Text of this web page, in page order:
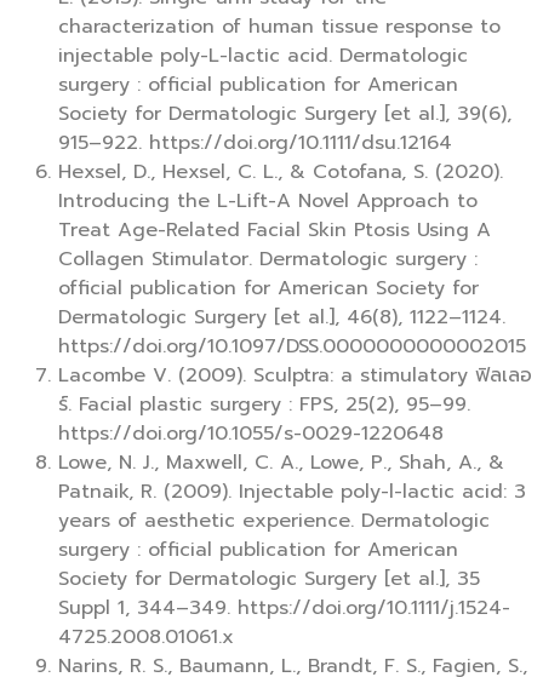
characterization of human tissue response to
injectable poly-L-lactic acid. Dermatologic
surgery : official publication for American
Society for Dermatologic Surgery [et al.], 39(6),
915–922. https://doi.org/10.1111/dsu.12164
Hexsel, D., Hexsel, C. L., & Cotofana, S. (2020).
Introducing the L-Lift-A Novel Approach to
Treat Age-Related Facial Skin Ptosis Using A
Collagen Stimulator. Dermatologic surgery :
official publication for American Society for
Dermatologic Surgery [et al.], 46(8), 1122–1124.
https://doi.org/10.1097/DSS.0000000000002015
Lacombe V. (2009). Sculptra: a stimulatory ฟิลเลอ
ร์. Facial plastic surgery : FPS, 25(2), 95–99.
https://doi.org/10.1055/s-0029-1220648
Lowe, N. J., Maxwell, C. A., Lowe, P., Shah, A., &
Patnaik, R. (2009). Injectable poly-l-lactic acid: 3
years of aesthetic experience. Dermatologic
surgery : official publication for American
Society for Dermatologic Surgery [et al.], 35
Suppl 1, 344–349. https://doi.org/10.1111/j.1524-
4725.2008.01061.x
Narins, R. S., Baumann, L., Brandt, F. S., Fagien, S.,